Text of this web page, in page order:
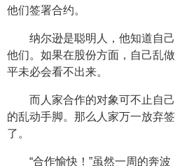
他们签署合约。
纳尔逊是聪明人，他知道自
他们。如果在股份方面，自己乱
平未必会看不出来。
而人家合作的对象可不止自
的乱动手脚。那么人家万一放弃
了。
“合作愉快！”虽然一周的奔